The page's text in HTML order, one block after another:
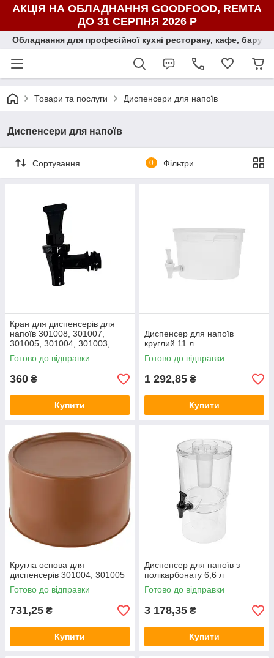
АКЦІЯ НА ОБЛАДНАННЯ GOODFOOD, REMTA
ДО 31 СЕРПНЯ 2026 Р
Обладнання для професійної кухні ресторану, кафе, бару,
Товари та послуги Диспенсери для напоїв
Диспенсери для напоїв
Сортування 0 Фільтри
Кран для диспенсерів для
напоїв 301008, 301007,
301005, 301004, 301003,
301002, 301001
Готово до відправки
360 ₴
Купити
Диспенсер для напоїв
круглий 11 л
Готово до відправки
1 292,85 ₴
Купити
Кругла основа для
диспенсерів 301004, 301005
Готово до відправки
731,25 ₴
Купити
Диспенсер для напоїв з
полікарбонату 6,6 л
Готово до відправки
3 178,35 ₴
Купити